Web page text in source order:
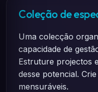
Coleção de
Uma colecção
capacidade de
Estruture projectos
desse potencial.
mensuráveis.